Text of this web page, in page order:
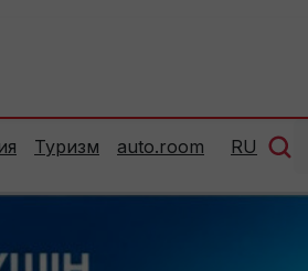
Туризм auto.room RU